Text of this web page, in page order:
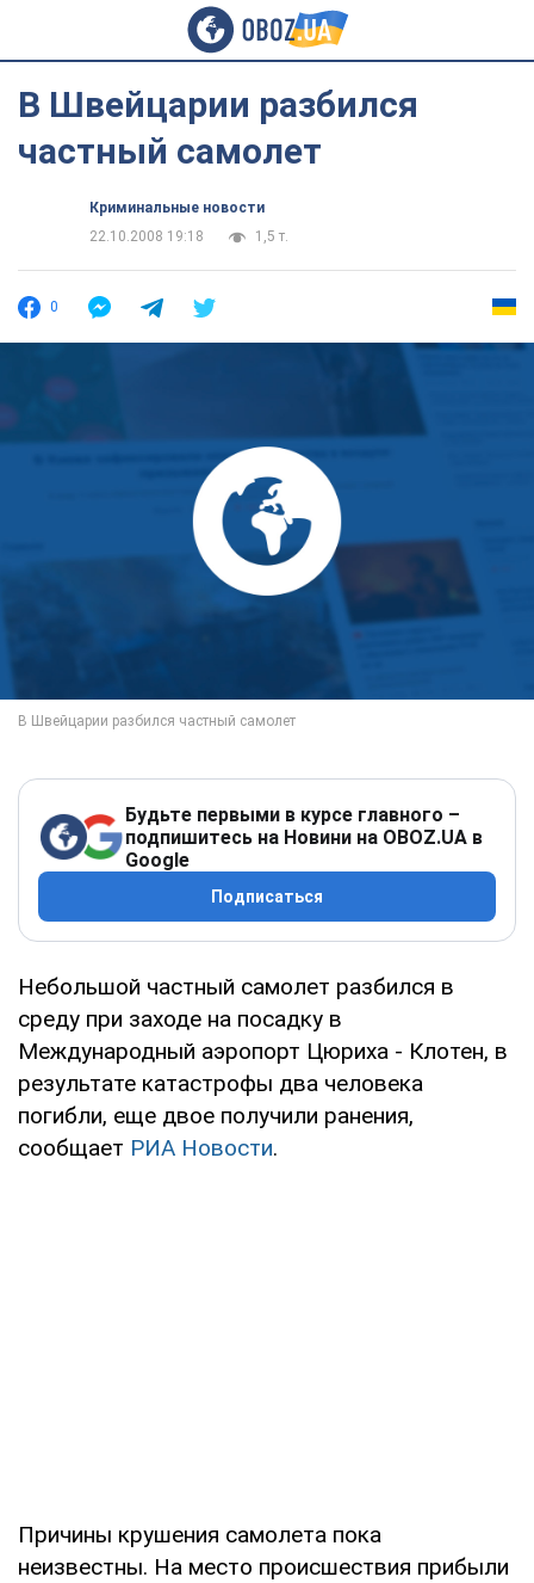
В Швейцарии разбился
частный самолет
Криминальные новости
22.10.2008 19:18
1,5 т.
0
Будьте первыми в курсе главного –
подпишитесь на Новини на OBOZ.UA в
Google
Подписаться
Небольшой частный самолет разбился в
среду при заходе на посадку в
Международный аэропорт Цюриха - Клотен, в
результате катастрофы два человека
погибли, еще двое получили ранения,
сообщает РИА Новости.
Причины крушения самолета пока
неизвестны. На место происшествия прибыли